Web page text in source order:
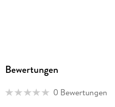
Bewertungen
0 Bewertungen